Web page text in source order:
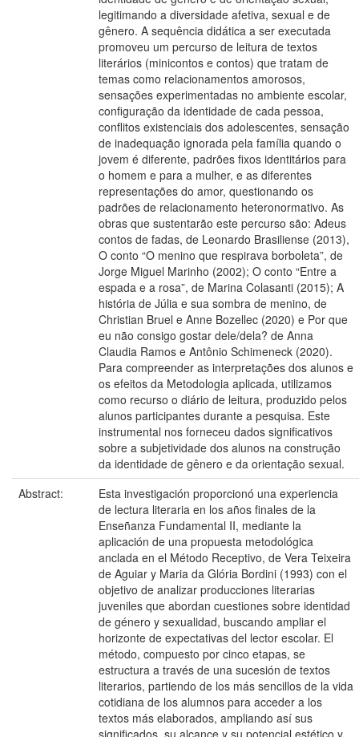
legitimando a diversidade afetiva, sexual e de
gênero. A sequência didática a ser executada
promoveu um percurso de leitura de textos
literários (minicontos e contos) que tratam de
temas como relacionamentos amorosos,
sensações experimentadas no ambiente escolar,
configuração da identidade de cada pessoa,
conflitos existenciais dos adolescentes, sensação
de inadequação ignorada pela família quando o
jovem é diferente, padrões fixos identitários para
o homem e para a mulher, e as diferentes
representações do amor, questionando os
padrões de relacionamento heteronormativo. As
obras que sustentarão este percurso são: Adeus
contos de fadas, de Leonardo Brasiliense (2013),
O conto “O menino que respirava borboleta”, de
Jorge Miguel Marinho (2002); O conto “Entre a
espada e a rosa”, de Marina Colasanti (2015); A
história de Júlia e sua sombra de menino, de
Christian Bruel e Anne Bozellec (2020) e Por que
eu não consigo gostar dele/dela? de Anna
Claudia Ramos e Antônio Schimeneck (2020).
Para compreender as interpretações dos alunos e
os efeitos da Metodologia aplicada, utilizamos
como recurso o diário de leitura, produzido pelos
alunos participantes durante a pesquisa. Este
instrumental nos forneceu dados significativos
sobre a subjetividade dos alunos na construção
da identidade de gênero e da orientação sexual.
Abstract:
Esta investigación proporcionó una experiencia
de lectura literaria en los años finales de la
Enseñanza Fundamental II, mediante la
aplicación de una propuesta metodológica
anclada en el Método Receptivo, de Vera Teixeira
de Aguiar y Maria da Glória Bordini (1993) con el
objetivo de analizar producciones literarias
juveniles que abordan cuestiones sobre identidad
de género y sexualidad, buscando ampliar el
horizonte de expectativas del lector escolar. El
método, compuesto por cinco etapas, se
estructura a través de una sucesión de textos
literarios, partiendo de los más sencillos de la vida
cotidiana de los alumnos para acceder a los
textos más elaborados, ampliando así sus
significados, su alcance y su potencial estético y